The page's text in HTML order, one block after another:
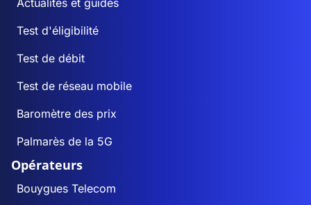
Actualités et guides
Test d'éligibilité
Test de débit
Test de réseau mobile
Baromètre des prix
Palmarès de la 5G
Opérateurs
Bouygues Telecom